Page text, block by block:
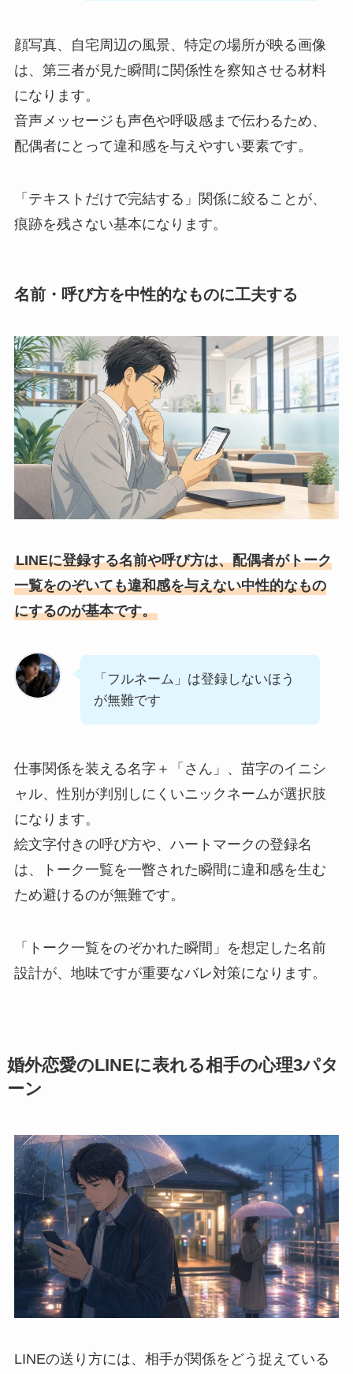
顔写真、自宅周辺の風景、特定の場所が映る画像
は、第三者が見た瞬間に関係性を察知させる材料
になります。
音声メッセージも声色や呼吸感まで伝わるため、
配偶者にとって違和感を与えやすい要素です。
「テキストだけで完結する」関係に絞ることが、
痕跡を残さない基本になります。
名前・呼び方を中性的なものに工夫する
LINEに登録する名前や呼び方は、配偶者がトーク
一覧をのぞいても違和感を与えない中性的なもの
にするのが基本です。
「フルネーム」は登録しないほう
が無難です
仕事関係を装える名字＋「さん」、苗字のイニシ
ャル、性別が判別しにくいニックネームが選択肢
になります。
絵文字付きの呼び方や、ハートマークの登録名
は、トーク一覧を一瞥された瞬間に違和感を生む
ため避けるのが無難です。
「トーク一覧をのぞかれた瞬間」を想定した名前
設計が、地味ですが重要なバレ対策になります。
婚外恋愛のLINEに表れる相手の心理3パタ
ーン
LINEの送り方には、相手が関係をどう捉えている